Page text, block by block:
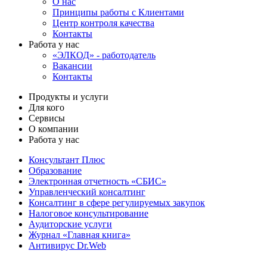
Принципы работы с Клиентами
Центр контроля качества
Контакты
Работа у нас
«ЭЛКОД» - работодатель
Вакансии
Контакты
Продукты и услуги
Для кого
Сервисы
О компании
Работа у нас
Консультант Плюс
Образование
Электронная отчетность «СБИС»
Управленческий консалтинг
Консалтинг в сфере регулируемых закупок
Налоговое консультирование
Аудиторские услуги
Журнал «Главная книга»
Антивирус Dr.Web